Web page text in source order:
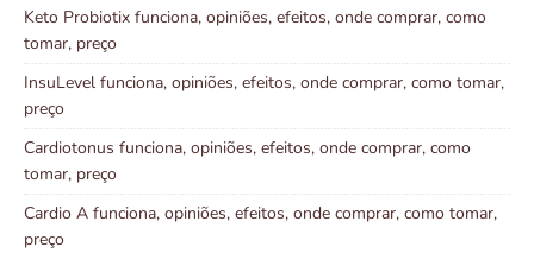
Keto Probiotix funciona, opiniões, efeitos, onde comprar, como
tomar, preço
InsuLevel funciona, opiniões, efeitos, onde comprar, como tomar,
preço
Cardiotonus funciona, opiniões, efeitos, onde comprar, como
tomar, preço
Cardio A funciona, opiniões, efeitos, onde comprar, como tomar,
preço